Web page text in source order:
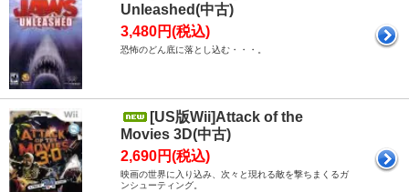
Unleashed(中古)
3,480円(税込)
恐怖のどん底に落とし込む・・・。
[US版Wii]Attack of the
Movies 3D(中古)
2,690円(税込)
映画の世界に入り込み、次々と現れる敵を撃ちまくるガ
ンシューティング。